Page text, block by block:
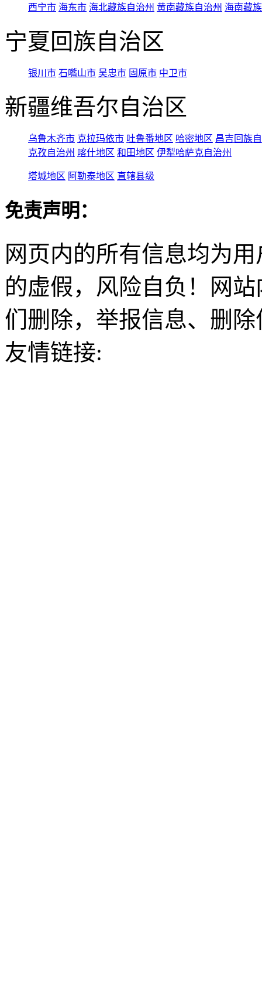
西宁市 海东市 海北藏族自治州 黄南藏族自治州 海南藏
宁夏回族自治区
银川市 石嘴山市 吴忠市 固原市 中卫市
新疆维吾尔自治区
乌鲁木齐市 克拉玛依市 吐鲁番地区 哈密地区 昌吉回族
克孜自治州 喀什地区 和田地区 伊犁哈萨克自治州
塔城地区 阿勒泰地区 直辖县级
免责声明：
网页内的所有信息均为
的虚假，风险自负！网
们删除，举报信息、删
友情链接: